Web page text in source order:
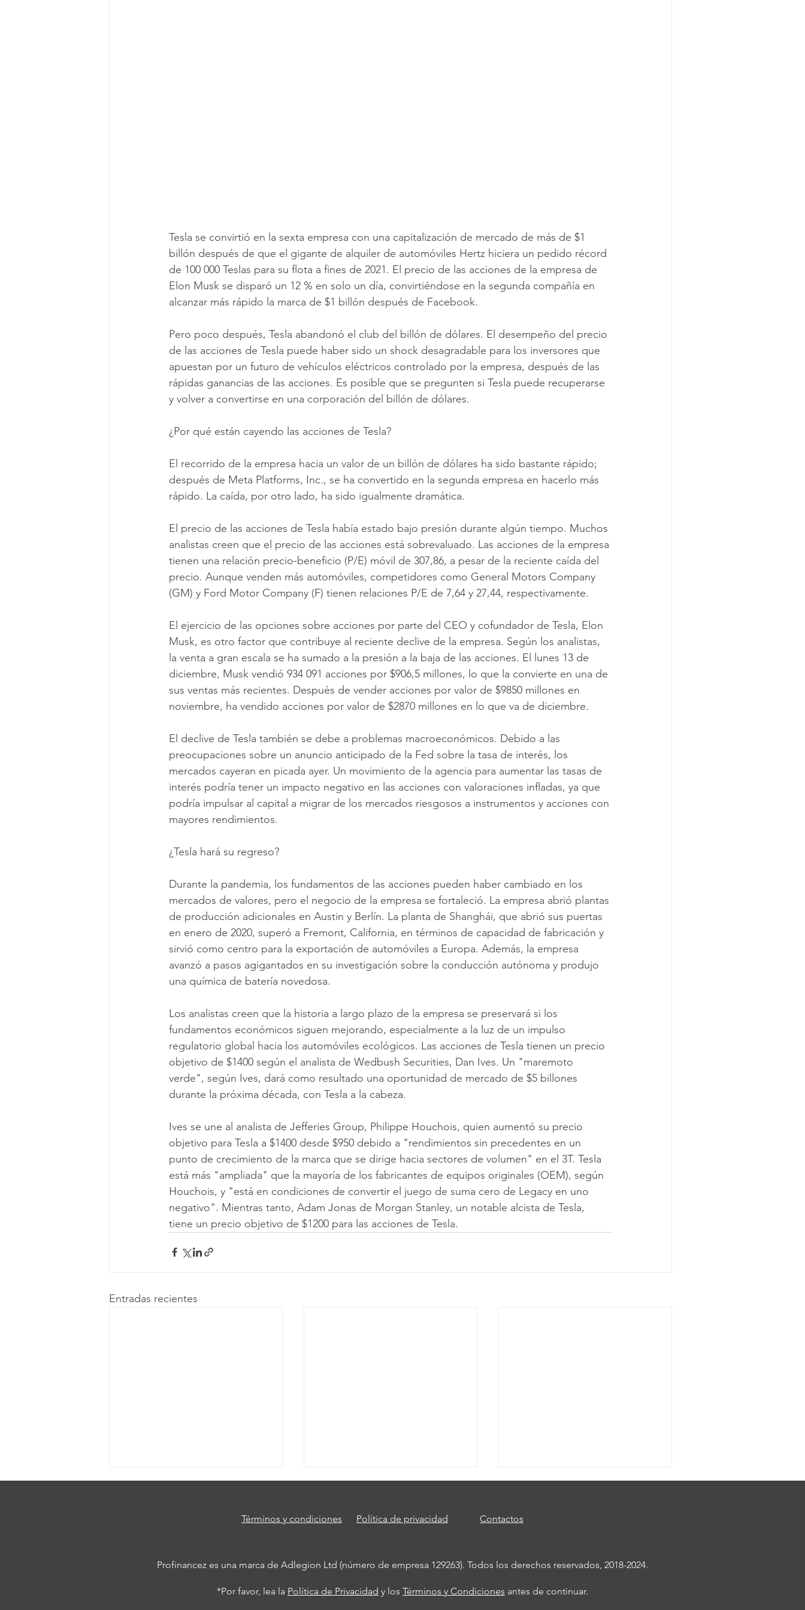
Tesla se convirtió en la sexta empresa con una capitalización de mercado de más de $1
billón después de que el gigante de alquiler de automóviles Hertz hiciera un pedido récord
de 100 000 Teslas para su flota a fines de 2021. El precio de las acciones de la empresa de
Elon Musk se disparó un 12 % en solo un día, convirtiéndose en la segunda compañía en
alcanzar más rápido la marca de $1 billón después de Facebook.
Pero poco después, Tesla abandonó el club del billón de dólares. El desempeño del precio
de las acciones de Tesla puede haber sido un shock desagradable para los inversores que
apuestan por un futuro de vehículos eléctricos controlado por la empresa, después de las
rápidas ganancias de las acciones. Es posible que se pregunten si Tesla puede recuperarse
y volver a convertirse en una corporación del billón de dólares.
¿Por qué están cayendo las acciones de Tesla?
El recorrido de la empresa hacia un valor de un billón de dólares ha sido bastante rápido;
después de Meta Platforms, Inc., se ha convertido en la segunda empresa en hacerlo más
rápido. La caída, por otro lado, ha sido igualmente dramática.
El precio de las acciones de Tesla había estado bajo presión durante algún tiempo. Muchos
analistas creen que el precio de las acciones está sobrevaluado. Las acciones de la empresa
tienen una relación precio-beneficio (P/E) móvil de 307,86, a pesar de la reciente caída del
precio. Aunque venden más automóviles, competidores como General Motors Company
(GM) y Ford Motor Company (F) tienen relaciones P/E de 7,64 y 27,44, respectivamente.
El ejercicio de las opciones sobre acciones por parte del CEO y cofundador de Tesla, Elon
Musk, es otro factor que contribuye al reciente declive de la empresa. Según los analistas,
la venta a gran escala se ha sumado a la presión a la baja de las acciones. El lunes 13 de
diciembre, Musk vendió 934 091 acciones por $906,5 millones, lo que la convierte en una de
sus ventas más recientes. Después de vender acciones por valor de $9850 millones en
noviembre, ha vendido acciones por valor de $2870 millones en lo que va de diciembre.
El declive de Tesla también se debe a problemas macroeconómicos. Debido a las
preocupaciones sobre un anuncio anticipado de la Fed sobre la tasa de interés, los
mercados cayeran en picada ayer. Un movimiento de la agencia para aumentar las tasas de
interés podría tener un impacto negativo en las acciones con valoraciones infladas, ya que
podría impulsar al capital a migrar de los mercados riesgosos a instrumentos y acciones con
mayores rendimientos.
¿Tesla hará su regreso?
Durante la pandemia, los fundamentos de las acciones pueden haber cambiado en los
mercados de valores, pero el negocio de la empresa se fortaleció. La empresa abrió plantas
de producción adicionales en Austin y Berlín. La planta de Shanghái, que abrió sus puertas
en enero de 2020, superó a Fremont, California, en términos de capacidad de fabricación y
sirvió como centro para la exportación de automóviles a Europa. Además, la empresa
avanzó a pasos agigantados en su investigación sobre la conducción autónoma y produjo
una química de batería novedosa.
Los analistas creen que la historia a largo plazo de la empresa se preservará si los
fundamentos económicos siguen mejorando, especialmente a la luz de un impulso
regulatorio global hacia los automóviles ecológicos. Las acciones de Tesla tienen un precio
objetivo de $1400 según el analista de Wedbush Securities, Dan Ives. Un "maremoto
verde", según Ives, dará como resultado una oportunidad de mercado de $5 billones
durante la próxima década, con Tesla a la cabeza.
Ives se une al analista de Jefferies Group, Philippe Houchois, quien aumentó su precio
objetivo para Tesla a $1400 desde $950 debido a "rendimientos sin precedentes en un
punto de crecimiento de la marca que se dirige hacia sectores de volumen" en el 3T. Tesla
está más "ampliada" que la mayoría de los fabricantes de equipos originales (OEM), según
Houchois, y "está en condiciones de convertir el juego de suma cero de Legacy en uno
negativo". Mientras tanto, Adam Jonas de Morgan Stanley, un notable alcista de Tesla,
tiene un precio objetivo de $1200 para las acciones de Tesla.
Entradas recientes
Qué sucedió luego de la
Los chatbots de IA ya
chatean contigo. Pero,
Reino Unido e Irlanda se
Términos y condiciones Política de privacidad Contactos
Profinancez es una marca de Adlegion Ltd (número de empresa 129263). Todos los derechos reservados, 2018-2024.
*Por favor, lea la Política de Privacidad y los Términos y Condiciones antes de continuar.